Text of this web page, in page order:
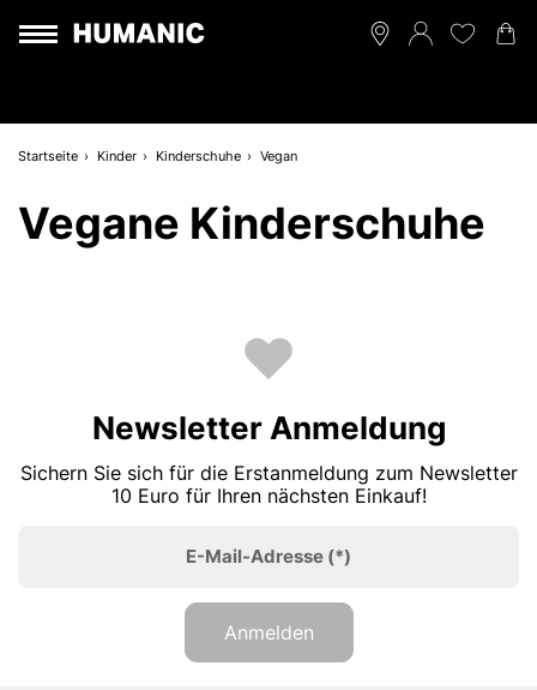
Startseite Kinder Kinderschuhe Vegan
Vegane Kinderschuhe
Newsletter Anmeldung
Sichern Sie sich für die Erstanmeldung zum Newsletter
10 Euro für Ihren nächsten Einkauf!
E-Mail-Adresse (*)
Anmelden